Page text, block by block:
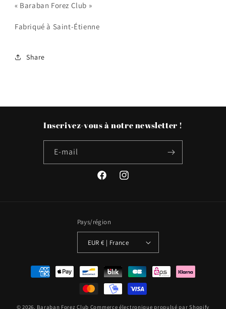
« Baraban Forez Club »
Fabriqué à Saint-Étienne
Share
Inscrivez-vous à notre newsletter !
E-mail
FacebookInstagram
Pays/région
EUR € | France
Moyens
© 2026, Baraban Forez Club Commerce électronique propulsé par Shopify